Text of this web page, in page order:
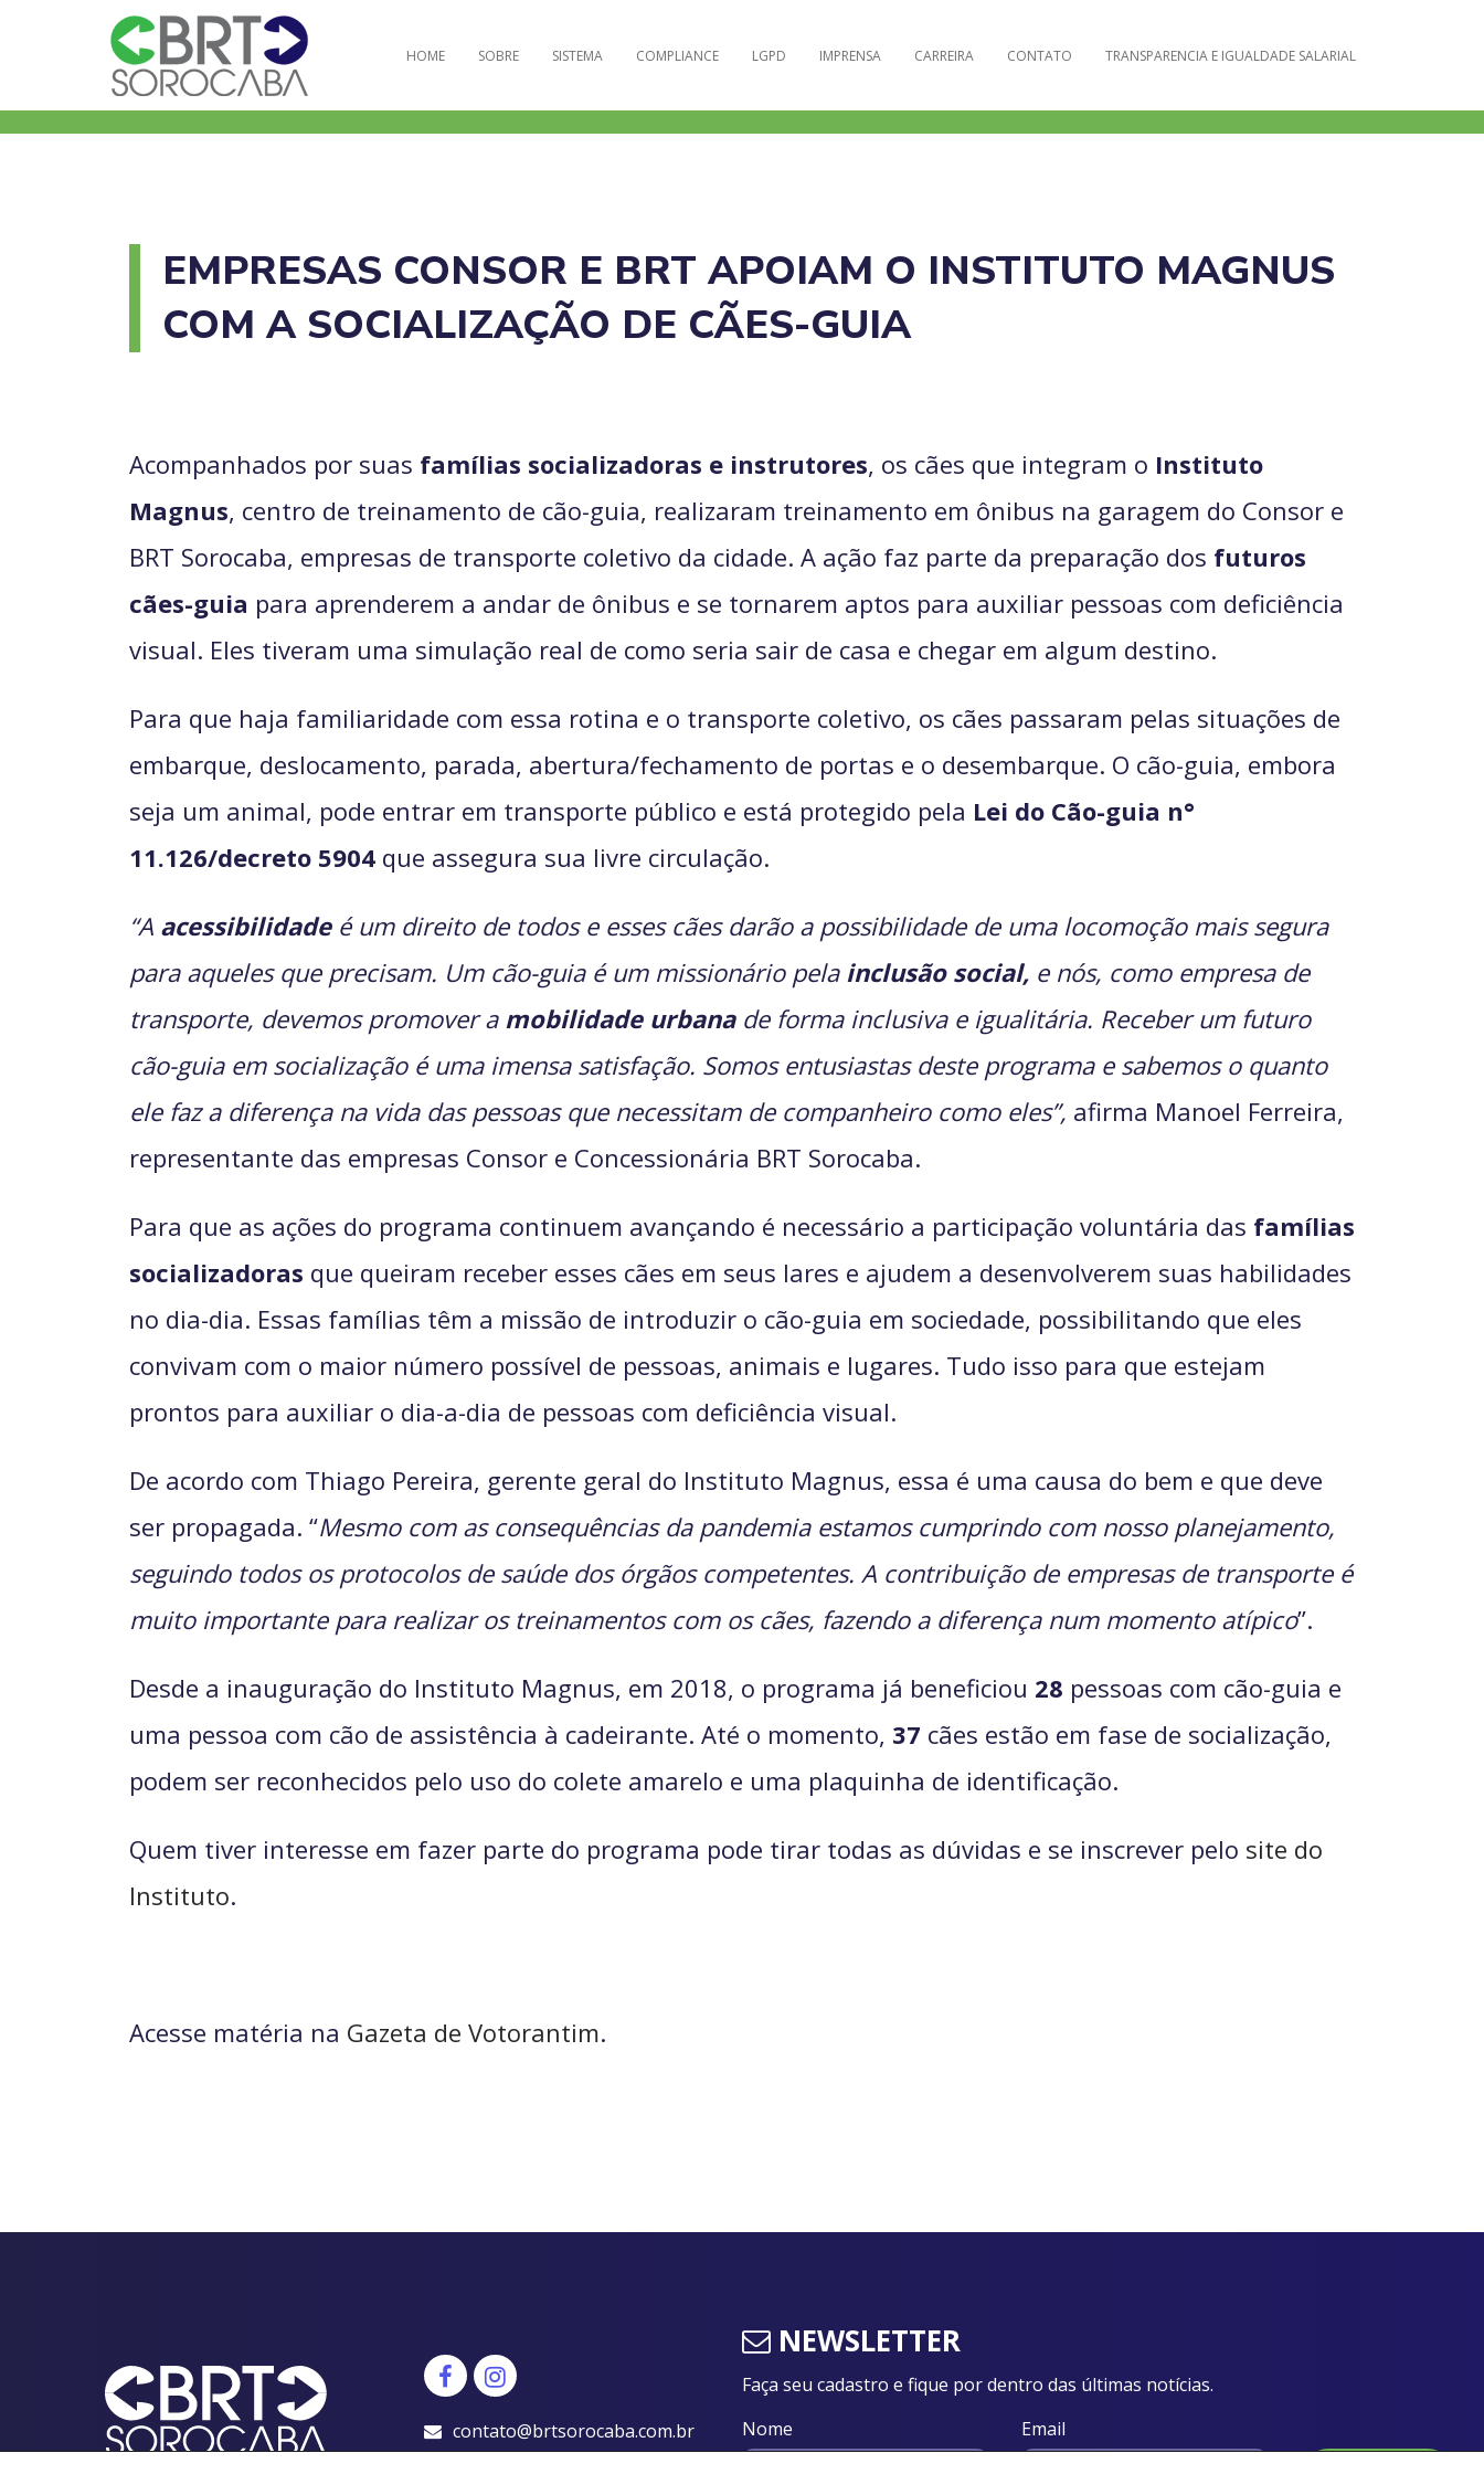
HOME SOBRE SISTEMA COMPLIANCE LGPD IMPRENSA CARREIRA CONTATO TRANSPARENCIA E IGUALDADE SALARIAL
EMPRESAS CONSOR E BRT APOIAM O INSTITUTO MAGNUS
COM A SOCIALIZAÇÃO DE CÃES-GUIA
Acompanhados por suas famílias socializadoras e instrutores, os cães que integram o Instituto
Magnus, centro de treinamento de cão-guia, realizaram treinamento em ônibus na garagem do Consor e
BRT Sorocaba, empresas de transporte coletivo da cidade. A ação faz parte da preparação dos futuros
cães-guia para aprenderem a andar de ônibus e se tornarem aptos para auxiliar pessoas com deficiência
visual. Eles tiveram uma simulação real de como seria sair de casa e chegar em algum destino.
Para que haja familiaridade com essa rotina e o transporte coletivo, os cães passaram pelas situações de
embarque, deslocamento, parada, abertura/fechamento de portas e o desembarque. O cão-guia, embora
seja um animal, pode entrar em transporte público e está protegido pela Lei do Cão-guia n°
11.126/decreto 5904 que assegura sua livre circulação.
“A acessibilidadeé um direito de todos e esses cães darão a possibilidade de uma locomoção mais segura
para aqueles que precisam. Um cão-guia é um missionário pela inclusão social, e nós, como empresa de
transporte, devemos promover a mobilidade urbanade forma inclusiva e igualitária. Receber um futuro
cão-guia em socialização é uma imensa satisfação. Somos entusiastas deste programa e sabemos o quanto
ele faz a diferença na vida das pessoas que necessitam de companheiro como eles”, afirma Manoel Ferreira,
representante das empresas Consor e Concessionária BRT Sorocaba.
Para que as ações do programa continuem avançando é necessário a participação voluntária das famílias
socializadoras que queiram receber esses cães em seus lares e ajudem a desenvolverem suas habilidades
no dia-dia. Essas famílias têm a missão de introduzir o cão-guia em sociedade, possibilitando que eles
convivam com o maior número possível de pessoas, animais e lugares. Tudo isso para que estejam
prontos para auxiliar o dia-a-dia de pessoas com deficiência visual.
De acordo com Thiago Pereira, gerente geral do Instituto Magnus, essa é uma causa do bem e que deve
ser propagada. “Mesmo com as consequências da pandemia estamos cumprindo com nosso planejamento,
seguindo todos os protocolos de saúde dos órgãos competentes. A contribuição de empresas de transporte é
muito importante para realizar os treinamentos com os cães, fazendo a diferença num momento atípico”.
Desde a inauguração do Instituto Magnus, em 2018, o programa já beneficiou 28 pessoas com cão-guia e
uma pessoa com cão de assistência à cadeirante. Até o momento, 37 cães estão em fase de socialização,
podem ser reconhecidos pelo uso do colete amarelo e uma plaquinha de identificação.
Quem tiver interesse em fazer parte do programa pode tirar todas as dúvidas e se inscrever pelo site do
Instituto.
Acesse matéria na Gazeta de Votorantim.
contato@brtsorocaba.com.br
NEWSLETTER
Faça seu cadastro e fique por dentro das últimas notícias.
Nome
Email